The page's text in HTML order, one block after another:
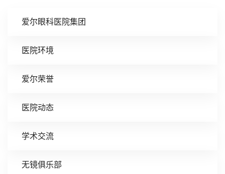
爱尔眼科医院集团
医院环境
爱尔荣誉
医院动态
学术交流
无镜俱乐部